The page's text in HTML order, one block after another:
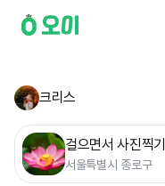
크리스
걸으면서 사진찍기
서울특별시 종로구